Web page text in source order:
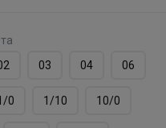
03 04 06
0 1/10 10/0